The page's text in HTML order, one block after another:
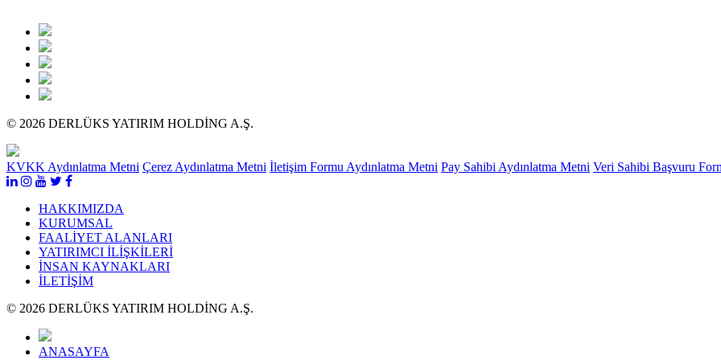
© 2026 DERLÜKS YATIRIM HOLDİNG A.Ş.
KVKK Aydınlatma Metni Çerez Aydınlatma Metni İletişim Formu Aydınlatma Metni Pay Sahibi Aydınlatma Metni Veri Sahibi Başvuru
HAKKIMIZDA
KURUMSAL
FAALİYET ALANLARI
YATIRIMCI İLİŞKİLERİ
İNSAN KAYNAKLARI
İLETİŞİM
© 2026 DERLÜKS YATIRIM HOLDİNG A.Ş.
ANASAYFA